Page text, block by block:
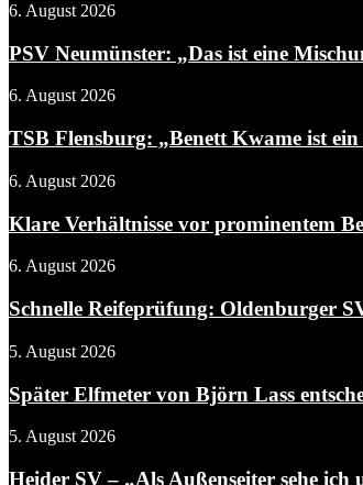
6. August 2026
PSV Neumünster: „Das ist eine
6. August 2026
TSB Flensburg: „Benett Kwame ist ein
6. August 2026
Klare Verhältnisse vor prominentem
6. August 2026
Schnelle Reifeprüfung: Oldenburger
5. August 2026
Später Elfmeter von Björn Lass
5. August 2026
Heider SV – „Als Außenseiter sehe ich